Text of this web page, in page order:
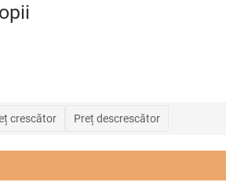
crescător Preț descrescător